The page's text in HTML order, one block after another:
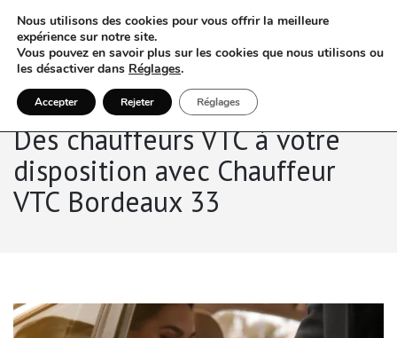
Des chauffeurs VTC à votre
disposition avec Chauffeur
VTC Bordeaux 33
Nous utilisons des cookies pour vous offrir la meilleure
expérience sur notre site.
Vous pouvez en savoir plus sur les cookies que nous utilisons ou
les désactiver dans Réglages.
Accepter Rejeter Réglages